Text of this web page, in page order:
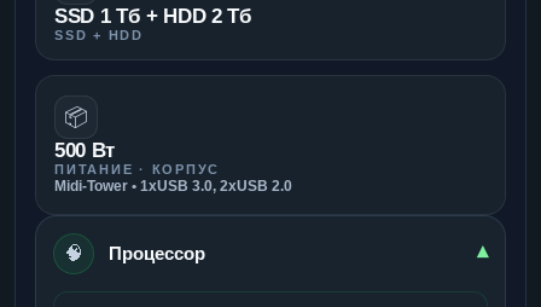
SSD 1 Тб + HDD 2 Тб
SSD + HDD
📦
500 Вт
ПИТАНИЕ · КОРПУС
Midi-Tower • 1xUSB 3.0, 2xUSB 2.0
🧠 Процессор ▾